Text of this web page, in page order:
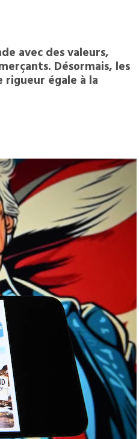
avec des valeurs,
Désormais, les
rigueur égale à la